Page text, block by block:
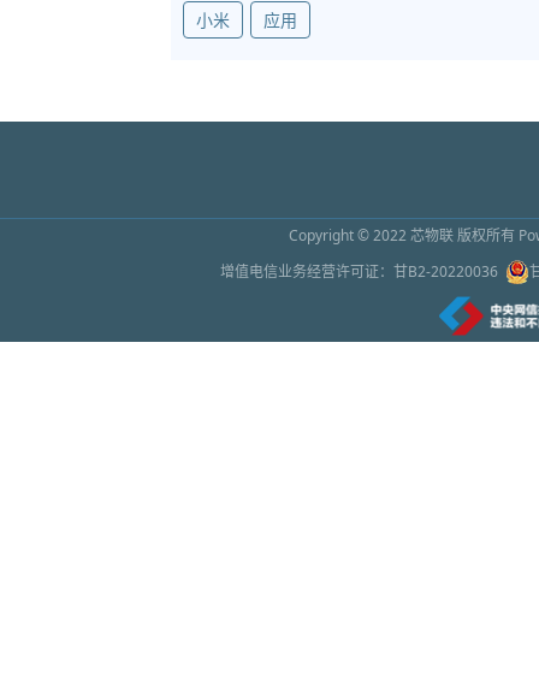
小米
应用
Copyright © 2022 芯物联版权所有
增值电信业务经营许可证： 甘B2-20220036